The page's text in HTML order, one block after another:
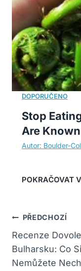
Stop
Are
Navigace
Pro
Příspěvek
PŘEDCHOZÍ
Recenze
Bulharsku: Co Si
Nemůžete